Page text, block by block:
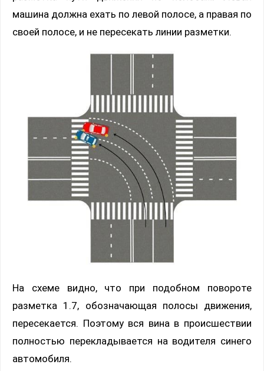
машина должна ехать по левой полосе, а правая по
своей полосе, и не пересекать линии разметки.
На схеме видно, что при подобном повороте
разметка 1.7, обозначающая полосы движения,
пересекается. Поэтому вся вина в происшествии
полностью перекладывается на водителя синего
автомобиля.